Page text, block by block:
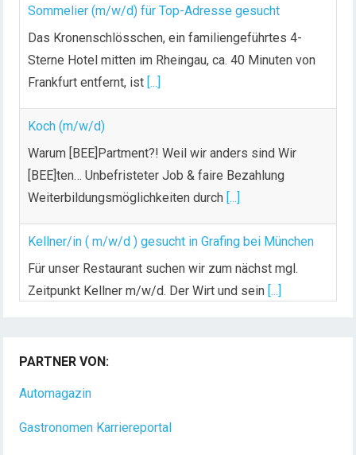
Sterne Hotel mitten im Rheingau, ca. 40 Minuten von
Frankfurt entfernt, ist[...]
Koch (m/w/d)
Warum [BEE]Partment?! Weil wir anders sind Wir
[BEE]ten… Unbefristeter Job & faire Bezahlung
Weiterbildungsmöglichkeiten durch[...]
Kellner/in ( m/w/d ) gesucht in Grafing bei München
Für unser Restaurant suchen wir zum nächst mgl.
Zeitpunkt Kellner m/w/d. Der Wirt und sein[...]
PARTNER VON:
Automagazin
Gastronomen Karriereportal